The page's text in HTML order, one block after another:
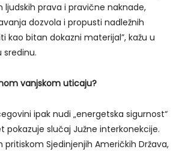
ljudskih prava i pravične naknade,
dozvola i propusti nadležnih
kao bitan dokazni materijal”, kažu u
sredinu.
vanjskom uticaju?
ipak nudi „energetska sigurnost“
pokazuje slučaj Južne interkonekcije.
pritiskom Sjedinjenjih Američkih Država,